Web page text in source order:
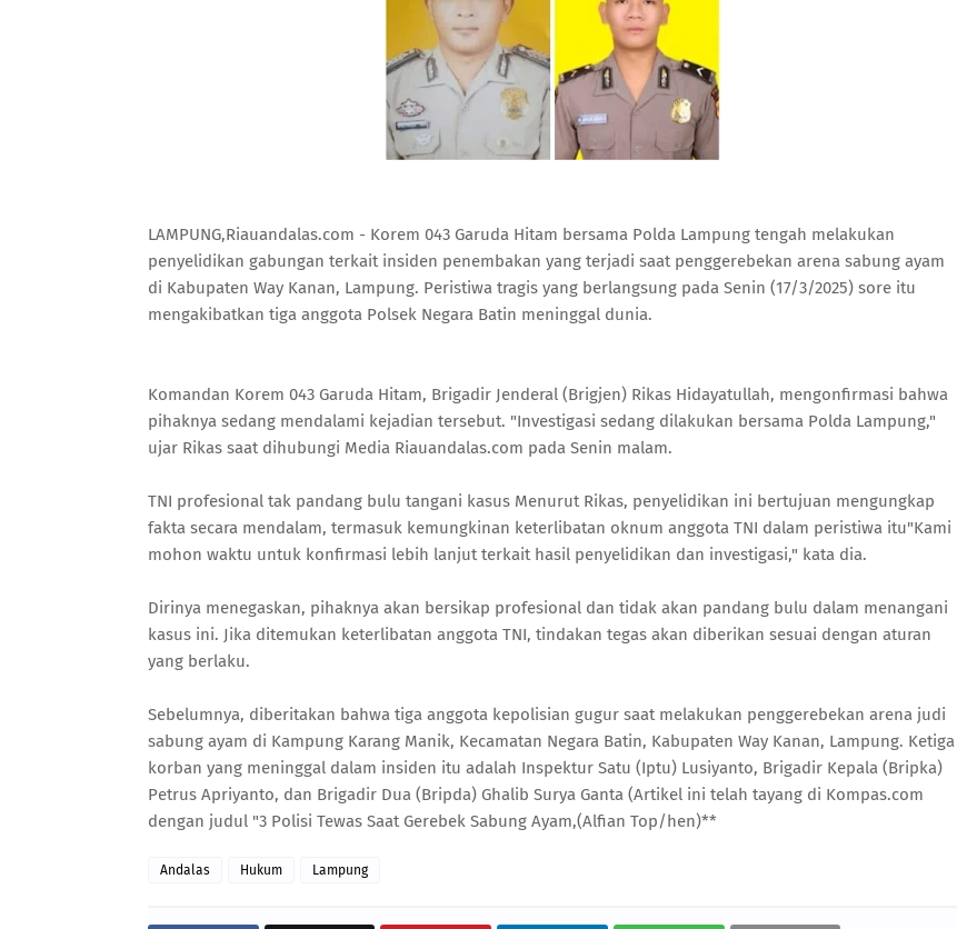
LAMPUNG,Riauandalas.com - Korem 043 Garuda Hitam bersama Polda Lampung tengah melakukan
penyelidikan gabungan terkait insiden penembakan yang terjadi saat penggerebekan arena sabung ayam
di Kabupaten Way Kanan, Lampung. Peristiwa tragis yang berlangsung pada Senin (17/3/2025) sore itu
mengakibatkan tiga anggota Polsek Negara Batin meninggal dunia.
Komandan Korem 043 Garuda Hitam, Brigadir Jenderal (Brigjen) Rikas Hidayatullah, mengonfirmasi bahwa
pihaknya sedang mendalami kejadian tersebut. "Investigasi sedang dilakukan bersama Polda Lampung,"
ujar Rikas saat dihubungi Media Riauandalas.com pada Senin malam.
TNI profesional tak pandang bulu tangani kasus Menurut Rikas, penyelidikan ini bertujuan mengungkap
fakta secara mendalam, termasuk kemungkinan keterlibatan oknum anggota TNI dalam peristiwa itu"Kami
mohon waktu untuk konfirmasi lebih lanjut terkait hasil penyelidikan dan investigasi," kata dia.
Dirinya menegaskan, pihaknya akan bersikap profesional dan tidak akan pandang bulu dalam menangani
kasus ini. Jika ditemukan keterlibatan anggota TNI, tindakan tegas akan diberikan sesuai dengan aturan
yang berlaku.
Sebelumnya, diberitakan bahwa tiga anggota kepolisian gugur saat melakukan penggerebekan arena judi
sabung ayam di Kampung Karang Manik, Kecamatan Negara Batin, Kabupaten Way Kanan, Lampung. Ketiga
korban yang meninggal dalam insiden itu adalah Inspektur Satu (Iptu) Lusiyanto, Brigadir Kepala (Bripka)
Petrus Apriyanto, dan Brigadir Dua (Bripda) Ghalib Surya Ganta (Artikel ini telah tayang di Kompas.com
dengan judul "3 Polisi Tewas Saat Gerebek Sabung Ayam,(Alfian Top/hen)**
Andalas Hukum Lampung